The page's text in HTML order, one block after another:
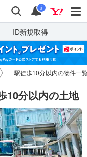
検索 通知
i
ID新規取得
駅徒歩10分以内の物件一
10分以内の土地